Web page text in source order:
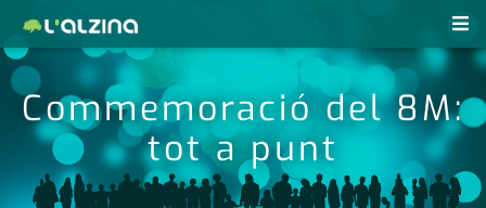
últimes notícies
activitats
revistes pdf
anunciants
Commemoració del 8M:
tot a punt